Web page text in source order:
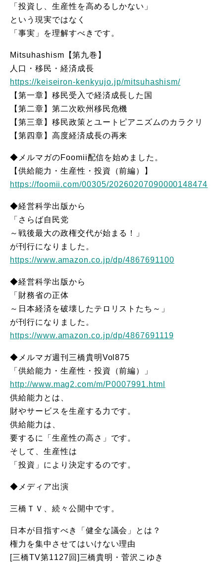
「投資し、生産性を高めるしかない」
という現実ではなく
「事実」を理解すべきです。
Mitsuhashism【第九巻】
人口・移民・経済成長
https://keiseiron-kenkyujo.jp/mitsuhashism/
【第一章】移民受入で経済成長した国
【第二章】第二次欧州移民危機
【第三章】移民政策とユートピアニズムのカラクリ
【第四章】高度経済成長の再来
◆メルマガのFoomii配信を始めました。
【供給能力・生産性・投資（前編）】
https://foomii.com/00305/20260207090000148474
◆経営科学出版から
「さらば自民党
～戦後最大の政権交代が始まる！」
が刊行になりました。
https://www.amazon.co.jp/dp/4867691100
◆経営科学出版から
「財務省の正体
～日本経済を破壊したテロリストたち～」
が刊行になりました。
https://www.amazon.co.jp/dp/4867691119
◆メルマガ週刊三橋貴明Vol875
「供給能力・生産性・投資（前編）」
http://www.mag2.com/m/P0007991.html
供給能力とは、
財やサービスを生産する力です。
供給能力は、
要するに「生産性の高さ」です。
そして、生産性は
「投資」により決定するのです。
◆メディア出演
三橋ＴＶ、続々公開中です。
日本が目指すべき「健全な議会」とは？
権力を集中させてはいけない理由
[三橋TV第1127回]三橋貴明・菅沢こゆき